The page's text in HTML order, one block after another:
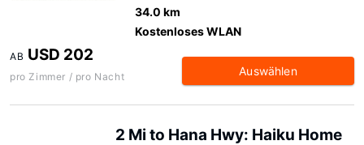
34.0 km
Kostenloses WLAN
AB USD 202
pro Zimmer / pro Nacht Auswählen
2 Mi to Hana Hwy: Haiku Home